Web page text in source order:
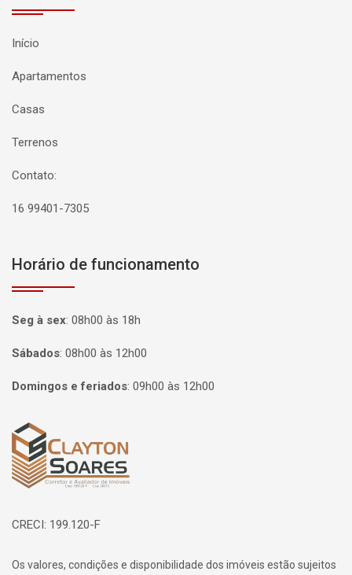
Início
Apartamentos
Casas
Terrenos
Contato:
16 99401-7305
Horário de funcionamento
Seg à sex: 08h00 às 18h
Sábados: 08h00 às 12h00
Domingos e feriados: 09h00 às 12h00
Página inicial
CRECI: 199.120-F
Os valores, condições e disponibilidade dos imóveis estão sujeitos